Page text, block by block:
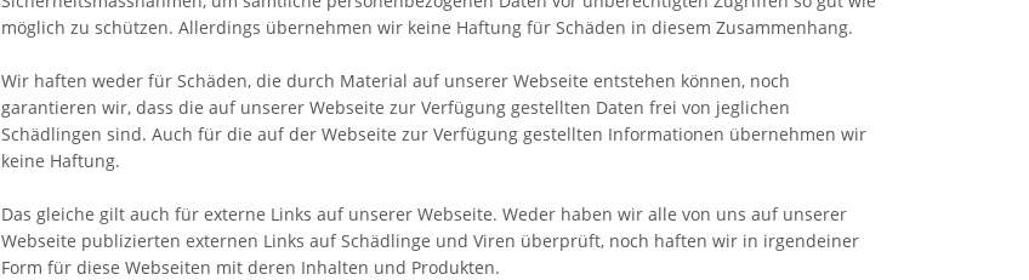
möglich zu schützen. Allerdings übernehmen wir keine Haftung für Schäden in diesem Zusammenhang.
Wir haften weder für Schäden, die durch Material auf unserer Webseite entstehen können, noch
garantieren wir, dass die auf unserer Webseite zur Verfügung gestellten Daten frei von jeglichen
Schädlingen sind. Auch für die auf der Webseite zur Verfügung gestellten Informationen übernehmen wir
keine Haftung.
Das gleiche gilt auch für externe Links auf unserer Webseite. Weder haben wir alle von uns auf unserer
Webseite publizierten externen Links auf Schädlinge und Viren überprüft, noch haften wir in irgendeiner
Form für diese Webseiten mit deren Inhalten und Produkten.